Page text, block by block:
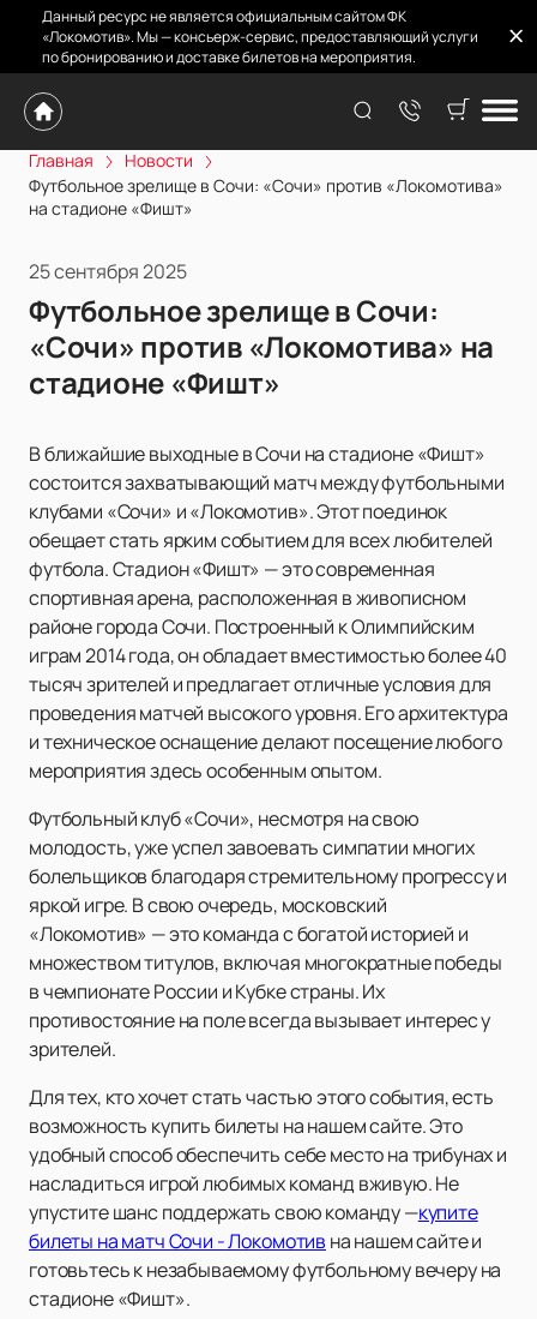
Данный ресурс не является официальным сайтом ФК
«Локомотив». Мы — консьерж-сервис, предоставляющий услуги
по бронированию и доставке билетов на мероприятия.
Главная
Новости
Футбольное зрелище в Сочи: «Сочи» против «Локомотива»
на стадионе «Фишт»
25 сентября 2025
Футбольное зрелище в Сочи:
«Сочи» против «Локомотива» на
стадионе «Фишт»
В ближайшие выходные в Сочи на стадионе «Фишт»
состоится захватывающий матч между футбольными
клубами «Сочи» и «Локомотив». Этот поединок
обещает стать ярким событием для всех любителей
футбола. Стадион «Фишт» — это современная
спортивная арена, расположенная в живописном
районе города Сочи. Построенный к Олимпийским
играм 2014 года, он обладает вместимостью более 40
тысяч зрителей и предлагает отличные условия для
проведения матчей высокого уровня. Его архитектура
и техническое оснащение делают посещение любого
мероприятия здесь особенным опытом.
Футбольный клуб «Сочи», несмотря на свою
молодость, уже успел завоевать симпатии многих
болельщиков благодаря стремительному прогрессу и
яркой игре. В свою очередь, московский
«Локомотив» — это команда с богатой историей и
множеством титулов, включая многократные победы
в чемпионате России и Кубке страны. Их
противостояние на поле всегда вызывает интерес у
зрителей.
Для тех, кто хочет стать частью этого события, есть
возможность купить билеты на нашем сайте. Это
удобный способ обеспечить себе место на трибунах и
насладиться игрой любимых команд вживую. Не
упустите шанс поддержать свою команду —купите
билеты на матч Сочи - Локомотив на нашем сайте и
готовьтесь к незабываемому футбольному вечеру на
стадионе «Фишт».